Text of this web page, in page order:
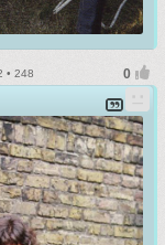
• 248